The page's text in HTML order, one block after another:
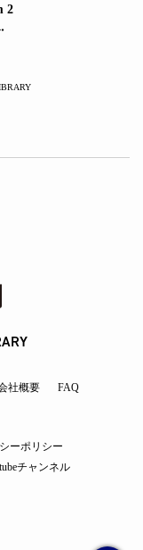
2
社概要
FAQ
ーポリシー
チャンネル